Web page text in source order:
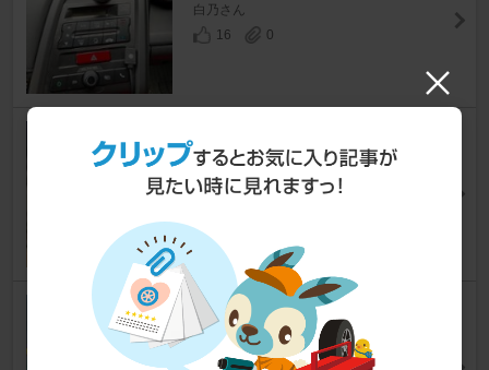
白乃さん
16
0
S660 [JW]
mtmrさん
BRIDE ZETAⅣ
S660 [JW]
yujiさんさん